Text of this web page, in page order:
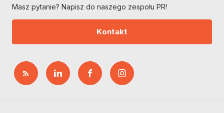
Masz pytanie? Napisz do naszego zespołu PR!
Kontakt